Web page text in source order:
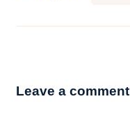
Leave a comment